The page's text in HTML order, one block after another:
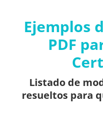
Ejemplos
PDF
Listado de
resueltos para